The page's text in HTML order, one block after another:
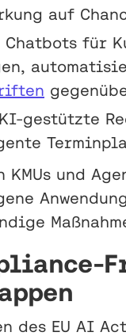
auf
Chatbots für
KI-gestützte
und
des EU AI